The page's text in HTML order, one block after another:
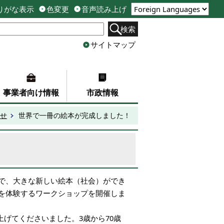
がな表示 色変更
音声読み上げ
検索
サイトマップ
事業者向け情報 市政情報
世界で一冊の絵本が完成しました！
、大きな新しい絵本（社会）ができ
体験するワークショップを開催しま
てくださいました。3歳から70歳